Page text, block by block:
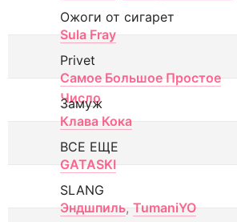
Ожоги от сигарет
Sula Fray
Privet
Самое Большое Простое
Число
Замуж
Клава Кока
ВСЕ ЕЩЕ
GATASKI
SLANG
Эндшпиль, TumaniYO